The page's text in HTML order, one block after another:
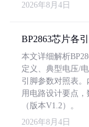
2026年8月4日
BP2863芯片各
本文详细解析
定义、典型电压/
引脚参数对照表
用电路设计要点
（版本V1.2）。
2026年8月4日